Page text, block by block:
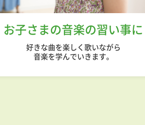
お子さまの音楽の習い事に
好きな曲を楽しく歌いながら
音楽を学んでいきます。